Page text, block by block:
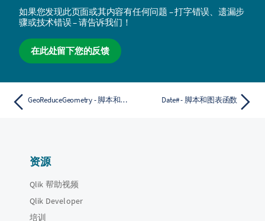
如果您发现此页面或其内容有任何问题 – 打字错误、遗漏步
骤或技术错误 – 请告诉我们！
在此处留下您的反馈
GeoReduceGeometry - 脚本和图表函数 Date# - 脚本和图表函数
资源
Qlik 帮助视频
Qlik Developer
培训